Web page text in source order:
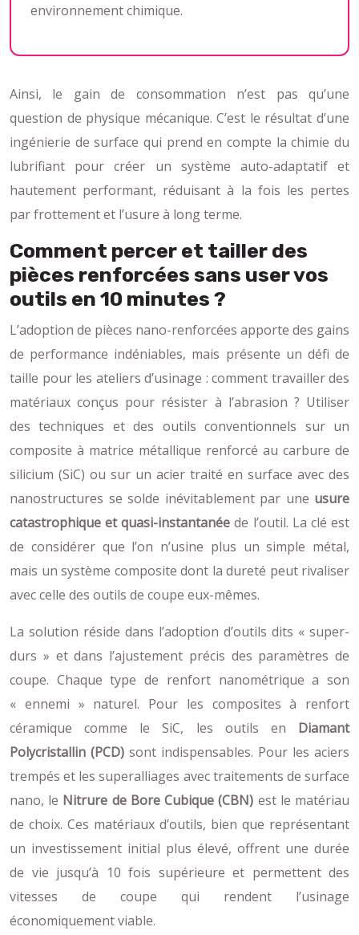
environnement chimique.
Ainsi, le gain de consommation n’est pas qu’une
question de physique mécanique. C’est le résultat d’une
ingénierie de surface qui prend en compte la chimie du
lubrifiant pour créer un système auto-adaptatif et
hautement performant, réduisant à la fois les pertes
par frottement et l’usure à long terme.
Comment percer et tailler des
pièces renforcées sans user vos
outils en 10 minutes ?
L’adoption de pièces nano-renforcées apporte des gains
de performance indéniables, mais présente un défi de
taille pour les ateliers d’usinage : comment travailler des
matériaux conçus pour résister à l’abrasion ? Utiliser
des techniques et des outils conventionnels sur un
composite à matrice métallique renforcé au carbure de
silicium (SiC) ou sur un acier traité en surface avec des
nanostructures se solde inévitablement par une usure
catastrophique et quasi-instantanée de l’outil. La clé est
de considérer que l’on n’usine plus un simple métal,
mais un système composite dont la dureté peut rivaliser
avec celle des outils de coupe eux-mêmes.
La solution réside dans l’adoption d’outils dits « super-
durs » et dans l’ajustement précis des paramètres de
coupe. Chaque type de renfort nanométrique a son
« ennemi » naturel. Pour les composites à renfort
céramique comme le SiC, les outils en Diamant
Polycristallin (PCD) sont indispensables. Pour les aciers
trempés et les superalliages avec traitements de surface
nano, le Nitrure de Bore Cubique (CBN) est le matériau
de choix. Ces matériaux d’outils, bien que représentant
un investissement initial plus élevé, offrent une durée
de vie jusqu’à 10 fois supérieure et permettent des
vitesses de coupe qui rendent l’usinage
économiquement viable.